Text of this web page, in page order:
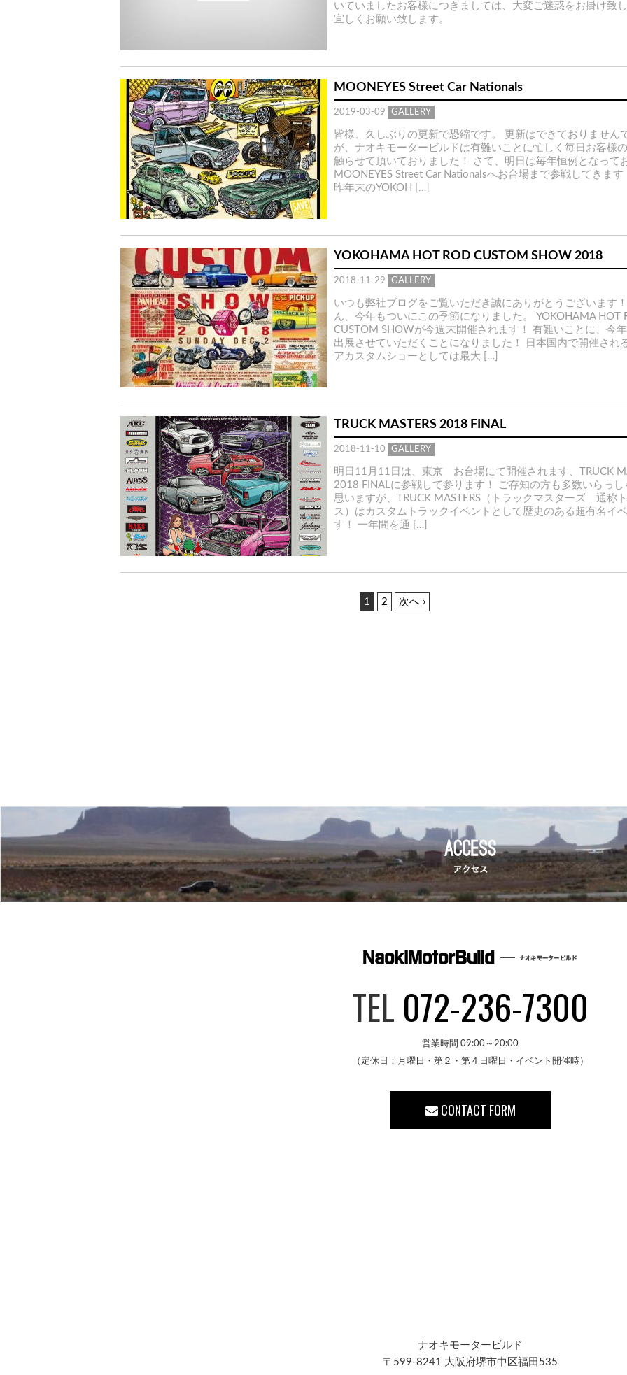
いていましたお客様につきましては、大変ご迷惑をお掛け致
宜しくお願い致します。
MOONEYES Street Car Nationals
2019-03-09 GALLERY
皆様、久しぶりの更新で恐縮です。 更新はできておりません
が、ナオキモータービルドは有難いことに忙しく毎日お客様
触らせて頂いておりました！ さて、明日は毎年恒例となって
MOONEYES Street Car Nationalsへお台場まで参戦してきます
昨年末のYOKOH […]
YOKOHAMA HOT ROD CUSTOM SHOW 2018
2018-11-29 GALLERY
いつも弊社ブログをご覧いただき誠にありがとうございます
ん、今年もついにこの季節になりました。 YOKOHAMA HOT
CUSTOM SHOWが今週末開催されます！ 有難いことに、今
出展させていただくことになりました！ 日本国内で開催され
アカスタムショーとしては最大 […]
TRUCK MASTERS 2018 FINAL
2018-11-10 GALLERY
明日11月11日は、東京 お台場にて開催されます、TRUCK
2018 FINALに参戦して参ります！ ご存知の方も多数いらっし
思いますが、TRUCK MASTERS（トラックマスターズ 通称
ス）はカスタムトラックイベントとして歴史のある超有名イ
す！ 一年間を通 […]
1 2 次へ ›
TEL 072-236-7300
営業時間 09:00～20:00
（定休日：月曜日・第２・第４日曜日・イベント開催時）
CONTACT FORM
ナオキモータービルド
〒599-8241 大阪府堺市中区福田535